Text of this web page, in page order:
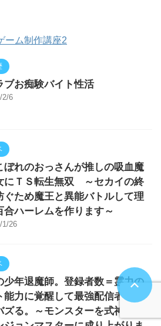
ーム制作講座2
ブお痴験バイト性活
2/6
ぼれのおっさんが推しの吸血魔
にＴＳ転生無双 ～セカイの終
ぐため魔王と異能バトルして理
合ハーレムを作ります～
1/26
少年退魔師。登録者数＝霊力の
能力に覚醒して最強配信者とし
ズる。～モンスターを式神にし